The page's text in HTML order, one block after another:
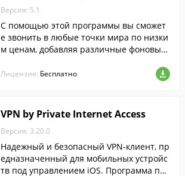
Версия: 5.1
С помощью этой программы вы сможет
е звонить в любые точки мира по низки
м ценам, добавляя различные фоновые
Лицензия: Бесплатно
VPN by Private Internet Access
Версия: 3.20.0
Надежный и безопасный VPN-клиент, пр
едназначенный для мобильных устройс
тв под управлением iOS. Программа по